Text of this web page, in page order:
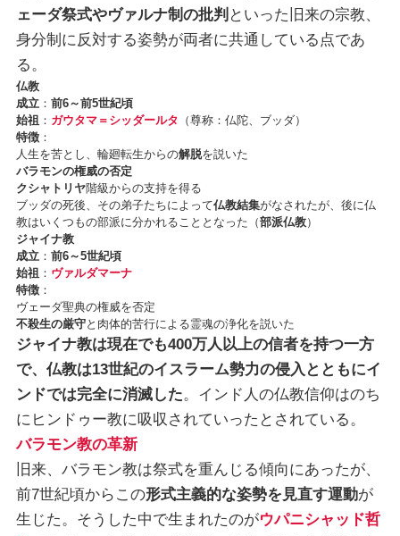
ェーダ祭式やヴァルナ制の批判 といった旧来の宗教、
身分制に反対する姿勢が両者に共通している点であ
る。
仏教
成立： 前6～前5世紀頃
始祖 ： ガウタマ＝シッダールタ （尊称：仏陀、ブッダ）
特徴：
人生を苦とし、輪廻転生からの解脱を説いた
バラモンの権威の否定
クシャトリヤ階級からの支持を得る
ブッダの死後、その弟子たちによって仏教結集がなされたが、後に仏
教はいくつもの部派に分かれることとなった（部派仏教）
ジャイナ教
成立： 前6～5世紀頃
始祖 ： ヴァルダマーナ
特徴：
ヴェーダ聖典の権威を否定
不殺生の厳守と肉体的苦行による霊魂の浄化を説いた
ジャイナ教は現在でも400万人以上の信者を持つ一方
で、仏教は13世紀のイスラーム勢力の侵入とともにイ
ンドでは完全に消滅した。インド人の仏教信仰はのち
にヒンドゥー教に吸収されていったとされている。
バラモン教の革新
旧来、バラモン教は祭式を重んじる傾向にあったが、
前7世紀頃からこの形式主義的な姿勢を見直す運動が
生じた。そうした中で生まれたのがウパニシャッド哲